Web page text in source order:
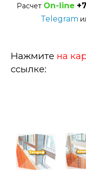
Расчет On-line
Telegram
Нажмите на
ссылке: